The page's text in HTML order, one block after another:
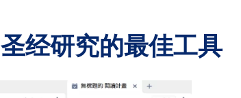
圣经研究的最佳工具